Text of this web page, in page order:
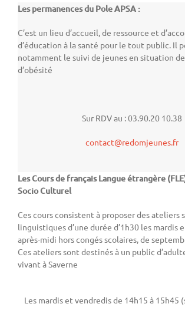
Les permanences du Pole APSA :
C’est un lieu d’accueil, de ressource et
d’éducation à la santé pour le tout public. Il
notamment le suivi de jeunes en situation
d’obésité
Sur RDV au : 03.90.20 10.38
contact@redomjeunes.fr
Les Cours de français Langue étrangère
Socio Culturel
Ces cours consistent à proposer des ateliers
linguistiques d’une durée d’1h30 les mardis
après-midi hors congés scolaires, de
Ces ateliers sont destinés à un public
vivant à Saverne
Les mardis et vendredis de 14h15 à 15h45